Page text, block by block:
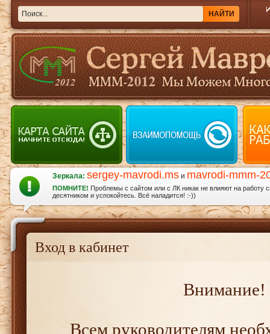
Зеркала: sergey-mavrodi.ms и mavrodi-mmm-
ПОМНИТЕ! Проблемы с сайтом или с ЛК никак не влияют на работу
десятником и успокойтесь. Всё наладится! :-))
Вход в кабинет
Внимание!
Всем руководителям